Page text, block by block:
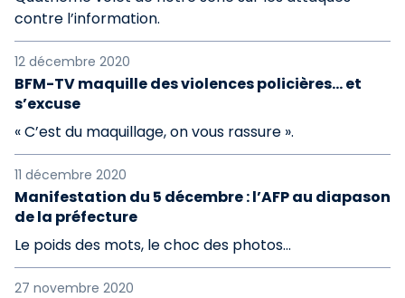
contre l’information.
12 décembre 2020
BFM-TV maquille des violences policières... et
s’excuse
« C’est du maquillage, on vous rassure ».
11 décembre 2020
Manifestation du 5 décembre : l’AFP au diapason
de la préfecture
Le poids des mots, le choc des photos...
27 novembre 2020